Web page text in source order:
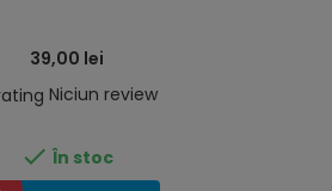
39,00 lei
Niciun review
 În stoc